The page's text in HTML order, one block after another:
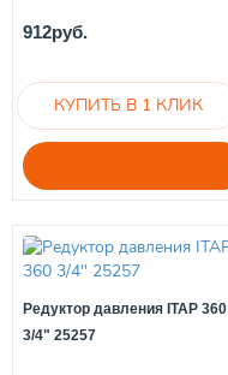
912руб.
Редуктор давления ITAP 360
3/4" 25257